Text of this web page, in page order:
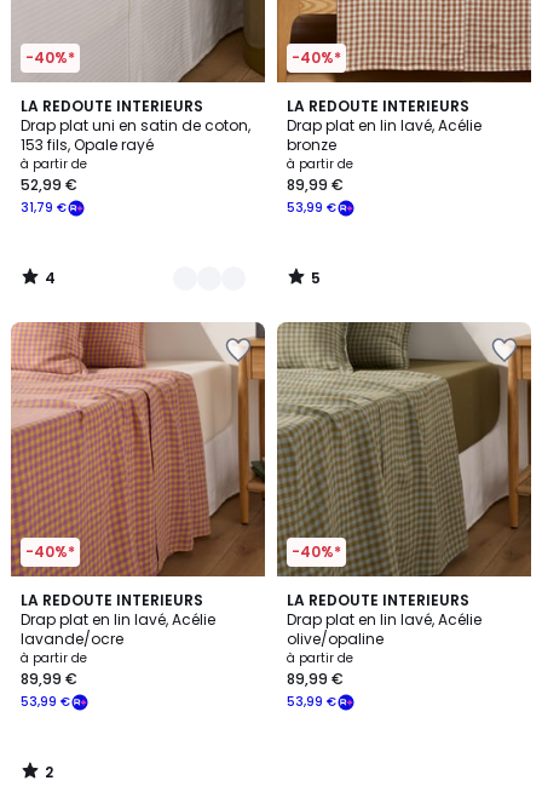
-40%*
LA REDOUTE INTERIEURS
Drap plat uni en satin de coton,
153 fils, Opale rayé
à partir de
31,79 €
52,99 €
4
/
5
2
Couleurs
4
/
-40%*
LA REDOUTE INTERIEURS
Drap plat en lin lavé, Acélie
bronze
à partir de
53,99 €
89,99 €
5
/
5
5
/
-40%*
LA REDOUTE INTERIEURS
Drap plat en lin lavé, Acélie
lavande/ocre
à partir de
53,99 €
89,99 €
2
/
5
2
/
-40%*
LA REDOUTE INTERIEURS
Drap plat en lin lavé, Acélie
olive/opaline
à partir de
53,99 €
89,99 €